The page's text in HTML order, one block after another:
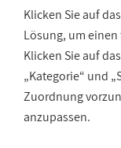
Klicken Sie auf
Lösung, um
Klicken Sie auf
„Kategorie“ und
Zuordnung
anzupassen.